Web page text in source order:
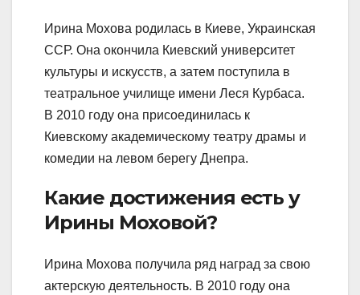
Ирина Мохова родилась в Киеве, Украинская
ССР. Она окончила Киевский университет
культуры и искусств, а затем поступила в
театральное училище имени Леся Курбаса.
В 2010 году она присоединилась к
Киевскому академическому театру драмы и
комедии на левом берегу Днепра.
Какие достижения есть у
Ирины Моховой?
Ирина Мохова получила ряд наград за свою
актерскую деятельность. В 2010 году она